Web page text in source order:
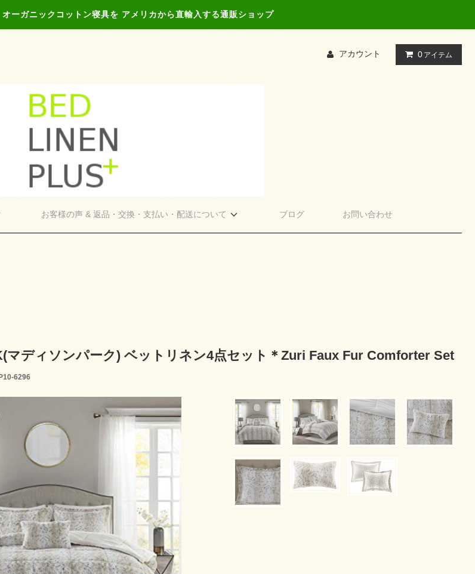
ーガニックコットン寝具を アメリカから直輸入する通販ショップ
アカウント 0 アイテム
お客様の声 & 返品・交換・支払い・配送について ブログ お問い合わせ
マディソンパーク) ベットリネン4点セット＊Zuri Faux Fur Comforter Set
6296